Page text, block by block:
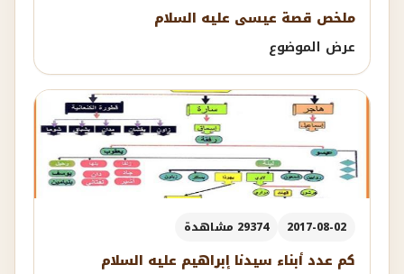
ملخص قصة عيسى عليه السلام
عرض الموضوع
2017-08-02 29374 مشاهدة
كم عدد أبناء سيدنا إبراهيم عليه السلام